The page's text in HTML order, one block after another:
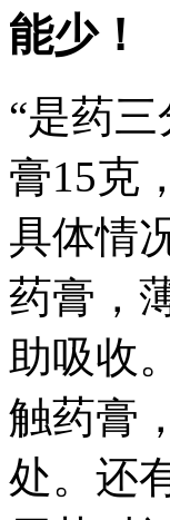
能少！
“是药
膏15克
具体情
药膏，
助吸收
触药膏
处。还